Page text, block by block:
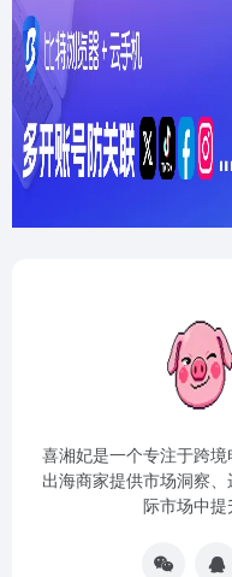
喜湘妃是一个专注于跨
出海商家提供市场洞察
际市场中提